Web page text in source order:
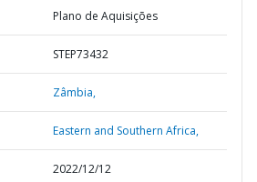
Plano de Aquisições
STEP73432
Zâmbia,
Eastern and Southern Africa,
2022/12/12